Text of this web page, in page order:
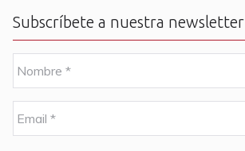
Subscríbete a nuestra newsletter
o
m
e
m
a